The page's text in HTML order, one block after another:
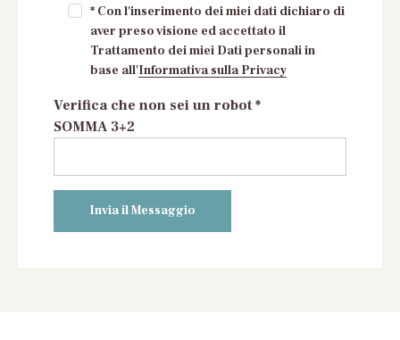
* Con l'inserimento dei miei dati dichiaro di
aver preso visione ed accettato il
Trattamento dei miei Dati personali in
base all'Informativa sulla Privacy
Verifica che non sei un robot *
SOMMA 3+2